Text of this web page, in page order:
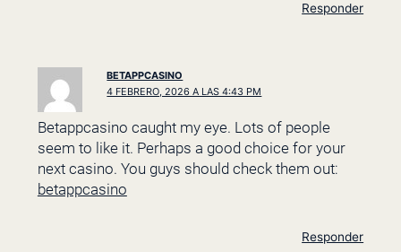
Responder
BETAPPCASINO
4 FEBRERO, 2026 A LAS 4:43 PM
Betappcasino caught my eye. Lots of people
seem to like it. Perhaps a good choice for your
next casino. You guys should check them out:
betappcasino
Responder